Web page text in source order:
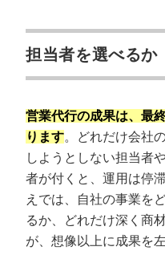
担当者を選べるか
営業代行の成果は、最
ります。どれだけ会社
しようとしない担当者
者が付くと、運用は停
えでは、自社の事業を
るか、どれだけ深く商
が、想像以上に成果を